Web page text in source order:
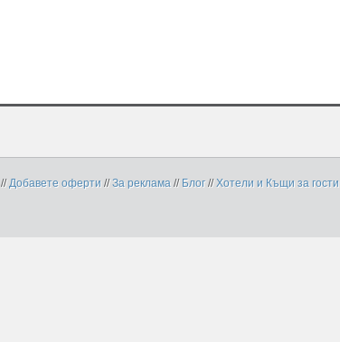
//Добавете оферти //За реклама // Блог //Хотели и Къщи за гости